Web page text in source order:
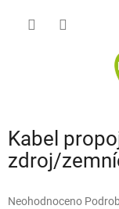
Kabel
zdroj/
Průměrné
Neohodnoceno